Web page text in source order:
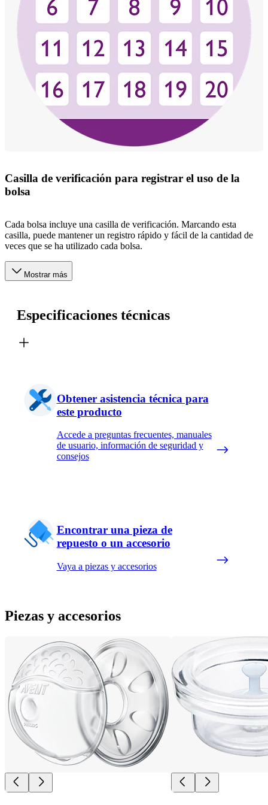
Casilla de verificación para registrar el uso de la
bolsa
Cada bolsa incluye una casilla de verificación. Marcando esta
casilla, puede mantener un registro rápido y fácil de la cantidad de
veces que se ha utilizado cada bolsa.
Mostrar más
Especificaciones técnicas
Obtener asistencia técnica para
este producto
Accede a preguntas frecuentes, manuales
de usuario, información de seguridad y
consejos
Encontrar una pieza de
repuesto o un accesorio
Vaya a piezas y accesorios
Piezas y accesorios